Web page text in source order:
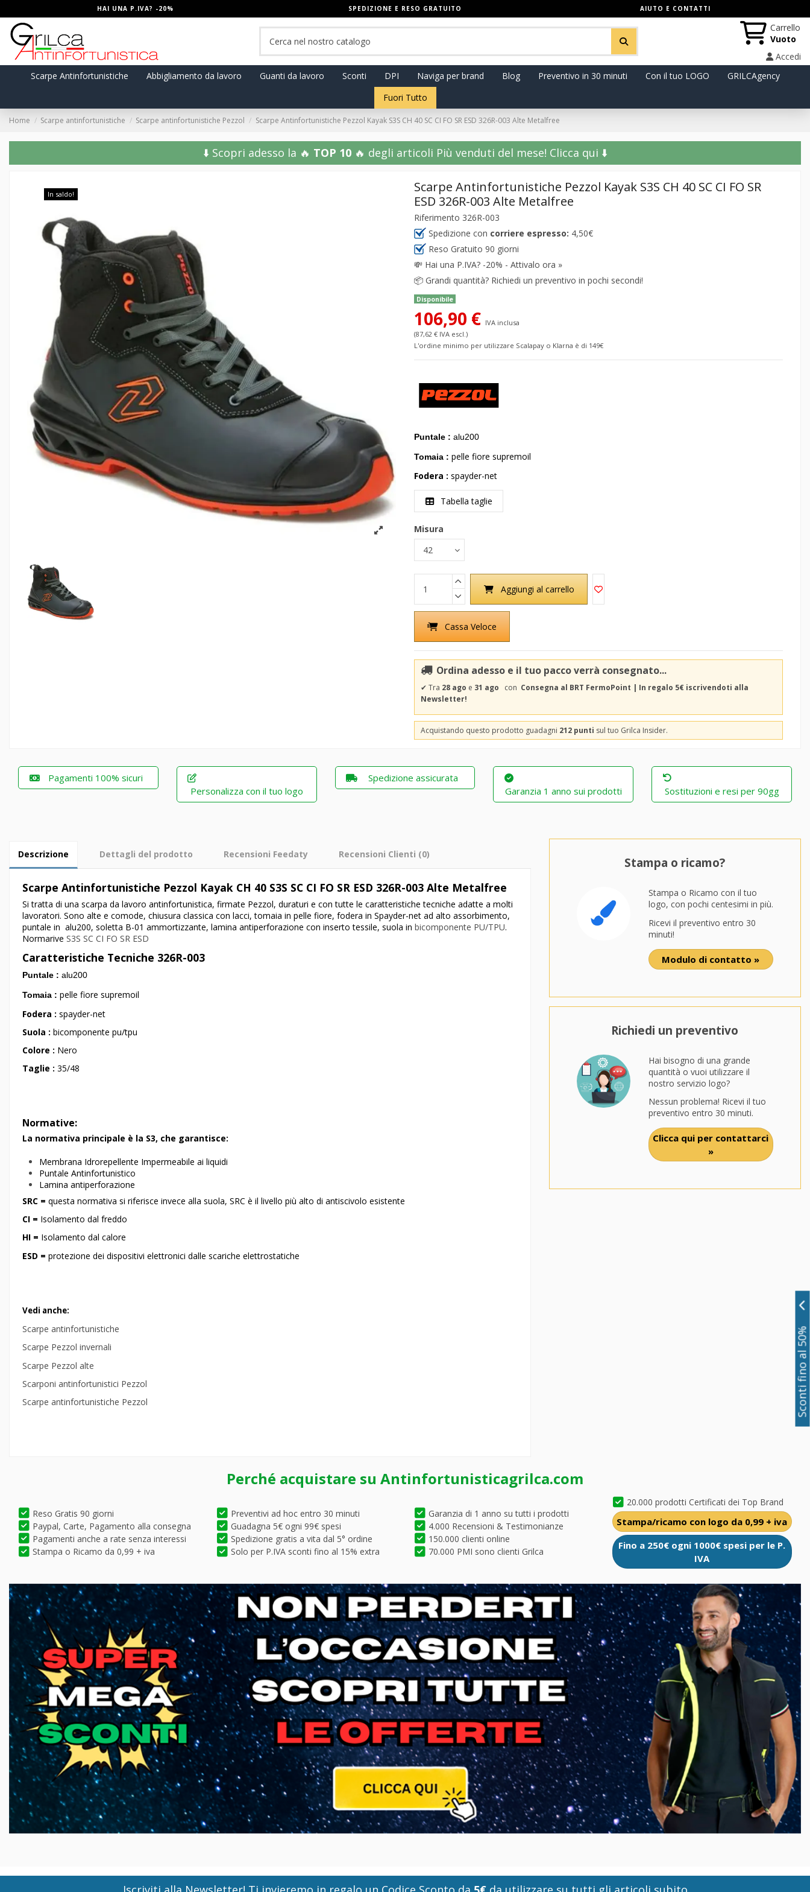
HAI UNA P.IVA? -20% SPEDIZIONE E RESO GRATUITO AIUTO E CONTATTI
Carrello
Vuoto
Accedi
Scarpe Antinfortunistiche
Abbigliamento da lavoro Guanti da lavoro Sconti DPI Naviga per brand Blog Preventivo in 30 minuti Con il tuo LOGO
GRILCAgency
Fuori Tutto
Home Scarpe antinfortunistiche Scarpe antinfortunistiche Pezzol Scarpe Antinfortunistiche Pezzol Kayak S3S CH 40 SC CI FO SR ESD 326R-003 Alte Metalfree
⬇️ Scopri adesso la 🔥 TOP 10🔥 degli articoli Più venduti del mese!️ Clicca qui ⬇️
In saldo!
Scarpe Antinfortunistiche Pezzol Kayak S3S CH 40 SC CI FO SR
ESD 326R-003 Alte Metalfree
Riferimento 326R-003
Spedizione con corriere espresso: 4,50€
Reso Gratuito 90 giorni
💸 Hai una P.IVA? -20% - Attivalo ora »
📦 Grandi quantità? Richiedi un preventivo in pochi secondi!
Disponibile
106,90 € IVA inclusa
(87,62 € IVA escl.)
L'ordine minimo per utilizzare Scalapay o Klarna è di 149€
Puntale : alu200
Tomaia : pelle fiore supremoil
Fodera : spayder-net
Tabella taglie
Misura
Aggiungi al carrello
Cassa Veloce
Ordina adesso e il tuo pacco verrà consegnato...
✔ Tra 28 ago e 31 ago con Consegna al BRT FermoPoint | In regalo 5€ iscrivendoti alla
Newsletter!
Acquistando questo prodotto guadagni 212 punti sul tuo Grilca Insider.
Pagamenti 100% sicuri
Personalizza con il tuo logo
Spedizione assicurata
Garanzia 1 anno sui prodotti
Sostituzioni e resi per 90gg
Descrizione Dettagli del prodotto Recensioni Feedaty Recensioni Clienti (0)
Scarpe Antinfortunistiche Pezzol Kayak CH 40 S3S SC CI FO SR ESD 326R-003 Alte Metalfree
Si tratta di una scarpa da lavoro antinfortunistica, firmate Pezzol, duraturi e con tutte le caratteristiche tecniche adatte a molti
lavoratori. Sono alte e comode, chiusura classica con lacci, tomaia in pelle fiore, fodera in Spayder-net ad alto assorbimento,
puntale in alu200, soletta B-01 ammortizzante, lamina antiperforazione con inserto tessile, suola in bicomponente PU/TPU.
Normarive S3S SC CI FO SR ESD
Caratteristiche Tecniche 326R-003
Puntale : alu200
Tomaia : pelle fiore supremoil
Fodera : spayder-net
Suola : bicomponente pu/tpu
Colore : Nero
Taglie : 35/48
Normative:
La normativa principale è la S3, che garantisce:
Membrana Idrorepellente Impermeabile ai liquidi
Puntale Antinfortunistico
Lamina antiperforazione
SRC = questa normativa si riferisce invece alla suola, SRC è il livello più alto di antiscivolo esistente
CI = Isolamento dal freddo
HI = Isolamento dal calore
ESD = protezione dei dispositivi elettronici dalle scariche elettrostatiche
Vedi anche:
Scarpe antinfortunistiche
Scarpe Pezzol invernali
Scarpe Pezzol alte
Scarponi antinfortunistici Pezzol
Scarpe antinfortunistiche Pezzol
Stampa o ricamo?
Stampa o Ricamo con il tuo
logo, con pochi centesimi in più.
Ricevi il preventivo entro 30
minuti!
Modulo di contatto »
Richiedi un preventivo
Hai bisogno di una grande
quantità o vuoi utilizzare il
nostro servizio logo?
Nessun problema! Ricevi il tuo
preventivo entro 30 minuti.
Clicca qui per contattarci
»
Perché acquistare su Antinfortunisticagrilca.com
Reso Gratis 90 giorni
Paypal, Carte, Pagamento alla consegna
Pagamenti anche a rate senza interessi
Stampa o Ricamo da 0,99 + iva
Preventivi ad hoc entro 30 minuti
Guadagna 5€ ogni 99€ spesi
Spedizione gratis a vita dal 5° ordine
Solo per P.IVA sconti fino al 15% extra
Garanzia di 1 anno su tutti i prodotti
4.000 Recensioni & Testimonianze
150.000 clienti online
70.000 PMI sono clienti Grilca
20.000 prodotti Certificati dei Top Brand
Stampa/ricamo con logo da 0,99 + iva
Fino a 250€ ogni 1000€ spesi per le P.
IVA
Sconti fino al 50%